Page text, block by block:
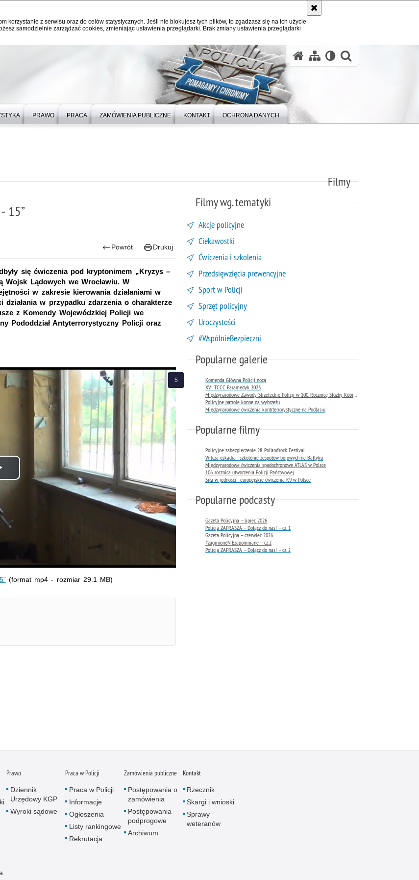
korzystanie z serwisu oraz do celów statystycznych. Jeśli nie blokujesz tych plików, to zgadzasz się na ich użycie
samodzielnie zarządzać cookies, zmieniając ustawienia przeglądarki. Brak zmiany ustawienia przeglądarki
PRAWO PRACA ZAMÓWIENIA PUBLICZNE KONTAKT OCHRONA DANYCH
Filmy
15”
Powrót Drukuj
się ćwiczenia pod kryptonimem „Kryzys –
Wojsk Lądowych we Wrocławiu. W
w zakresie kierowania działaniami w
w przypadku zdarzenia o charakterze
z Komendy Wojewódzkiej Policji we
Pododdział Antyterrorystyczny Policji oraz
(format mp4 - rozmiar 29.1 MB)
Filmy wg. tematyki
Akcje policyjne
Ciekawostki
Ćwiczenia i szkolenia
Przedsięwzięcia prewencyjne
Sport w Policji
Sprzęt policyjny
Uroczystości
#WspólnieBezpieczni
Popularne galerie
Komenda Główna Policji nocą
XVI TCCC Paramedyk 2023
Międzynarodowe Zawody Strzeleckie Policji w 100. Rocznicę Służby Kobiet w Policji
Policyjne patrole konne na wybrzeżu
Międzynarodowe ćwiczenia kontrterrorystyczne na Podlasiu
Popularne filmy
Policyjne zabezpieczenie 28. Pol’and’rock Festival
Wilcza eskadra - szkolenie zespołów bojowych na Bałtyku
Międzynarodowe ćwiczenia spadochronowe ATLAS w Polsce
106. rocznica utworzenia Policji Państwowej
Siła w jedności - europejskie ćwiczenia K9 w Polsce
Popularne podcasty
Gazeta Policyjna – lipiec 2026
Policja ZAPRASZA – Dołącz do nas! – cz. 1
Gazeta Policyjna – czerwiec 2026
#zaginioneNIEzapomniane – cz.2
Policja ZAPRASZA – Dołącz do nas! – cz. 2
Prawo
Dziennik
Urzędowy KGP
Wyroki sądowe
Praca w Policji
Praca w Policji
Informacje
Ogłoszenia
Listy rankingowe
Rekrutacja
Zamówienia publiczne
Postępowania o
zamówienia
Postępowania
podprogowe
Archiwum
Kontakt
Rzecznik
Skargi i wnioski
Sprawy
weteranów